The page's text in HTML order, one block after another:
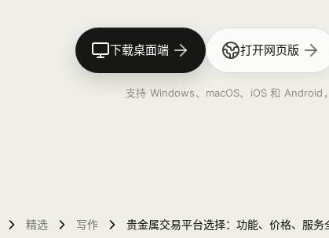
下载桌面端 打开网页版
支持 Windows、macOS、iOS 和 Android
精选 写作 贵金属交易平台选择：功能、价格、服务